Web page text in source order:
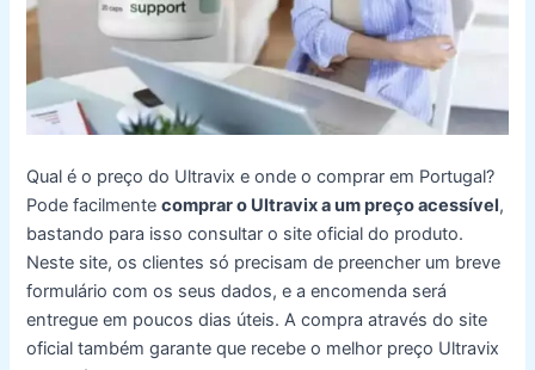
Qual é o preço do Ultravix e onde o comprar em Portugal?
Pode facilmentecomprar o Ultravix a um preço acessível,
bastando para isso consultar o site oficial do produto.
Neste site, os clientes só precisam de preencher um breve
formulário com os seus dados, e a encomenda será
entregue em poucos dias úteis. A compra através do site
oficial também garante que recebe o melhor preço Ultravix